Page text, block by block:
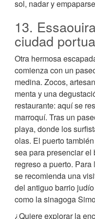
sol, nadar y
13.
ciudad
Otra hermosa
comienza con un
medina. Zocos,
menta y una
restaurante: aquí se
marroquí. Tras un
playa, donde los
olas. El puerto
sea para presenciar
regreso a puerto.
se recomienda una
del antiguo barrio
como la sinagoga
¿Quiere explorar la